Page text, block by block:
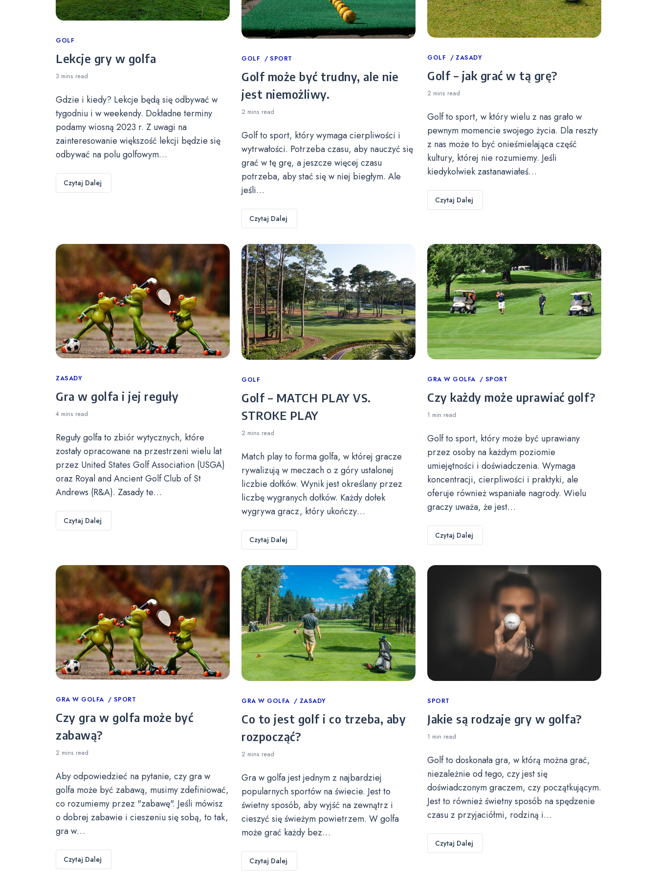
Categories
GOLF
Lekcje gry w golfa
3 mins read
Gdzie i kiedy? Lekcje będą się odbywać w
tygodniu i w weekendy. Dokładne terminy
podamy wiosną 2023 r. Z uwagi na
zainteresowanie większość lekcji będzie się
odbywać na polu golfowym…
Czytaj Dalej
Categories
GOLF SPORT
Golf może być trudny, ale nie
jest niemożliwy.
2 mins read
Golf to sport, który wymaga cierpliwości i
wytrwałości. Potrzeba czasu, aby nauczyć się
grać w tę grę, a jeszcze więcej czasu
potrzeba, aby stać się w niej biegłym. Ale
jeśli…
Czytaj Dalej
Categories
GOLF ZASADY
Golf – jak grać w tą grę?
2 mins read
Golf to sport, w który wielu z nas grało w
pewnym momencie swojego życia. Dla reszty
z nas może to być onieśmielająca część
kultury, której nie rozumiemy. Jeśli
kiedykolwiek zastanawiałeś…
Czytaj Dalej
Categories
ZASADY
Gra w golfa i jej reguły
4 mins read
Reguły golfa to zbiór wytycznych, które
zostały opracowane na przestrzeni wielu lat
przez United States Golf Association (USGA)
oraz Royal and Ancient Golf Club of St
Andrews (R&A). Zasady te…
Czytaj Dalej
Categories
GOLF
Golf – MATCH PLAY VS.
STROKE PLAY
2 mins read
Match play to forma golfa, w której gracze
rywalizują w meczach o z góry ustalonej
liczbie dołków. Wynik jest określany przez
liczbę wygranych dołków. Każdy dołek
wygrywa gracz, który ukończy…
Czytaj Dalej
Categories
GRA W GOLFA SPORT
Czy każdy może uprawiać golf?
1 min read
Golf to sport, który może być uprawiany
przez osoby na każdym poziomie
umiejętności i doświadczenia. Wymaga
koncentracji, cierpliwości i praktyki, ale
oferuje również wspaniałe nagrody. Wielu
graczy uważa, że jest…
Czytaj Dalej
Categories
GRA W GOLFA SPORT
Czy gra w golfa może być
zabawą?
2 mins read
Aby odpowiedzieć na pytanie, czy gra w
golfa może być zabawą, musimy zdefiniować,
co rozumiemy przez "zabawę". Jeśli mówisz
o dobrej zabawie i cieszeniu się sobą, to tak,
gra w…
Czytaj Dalej
Categories
GRA W GOLFA ZASADY
Co to jest golf i co trzeba, aby
rozpocząć?
2 mins read
Gra w golfa jest jednym z najbardziej
popularnych sportów na świecie. Jest to
świetny sposób, aby wyjść na zewnątrz i
cieszyć się świeżym powietrzem. W golfa
może grać każdy bez…
Czytaj Dalej
Categories
SPORT
Jakie są rodzaje gry w golfa?
1 min read
Golf to doskonała gra, w którą można grać,
niezależnie od tego, czy jest się
doświadczonym graczem, czy początkującym.
Jest to również świetny sposób na spędzenie
czasu z przyjaciółmi, rodziną i…
Czytaj Dalej